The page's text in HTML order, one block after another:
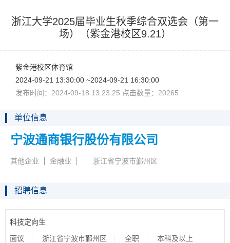
浙江大学2025届毕业生秋季综合双选会（第一
场）（紫金港校区9.21）
紫金港校区体育馆
2024-09-2113:30:00~2024-09-2116:30:00
发布时间：2024-09-1813:23:25点击数量：20265
单位信息
宁波通商银行股份有限公司
其他企业 金融业 浙江省宁波市鄞州区
招聘信息
科技定向生
面议 浙江省宁波市鄞州区 全职 本科及以上